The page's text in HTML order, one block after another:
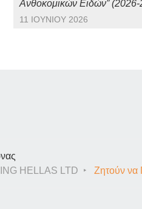
Ανθοκομικών Ειδών”
11 ΙΟΥΝΊΟΥ 2026
HELLAS LTD Ζητούν